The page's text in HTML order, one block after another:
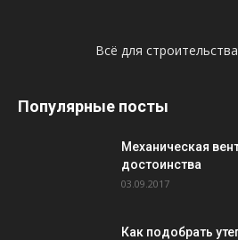
Всё для
Популярные посты
Механическая
достоинства
03.09.2017
Как подобрать